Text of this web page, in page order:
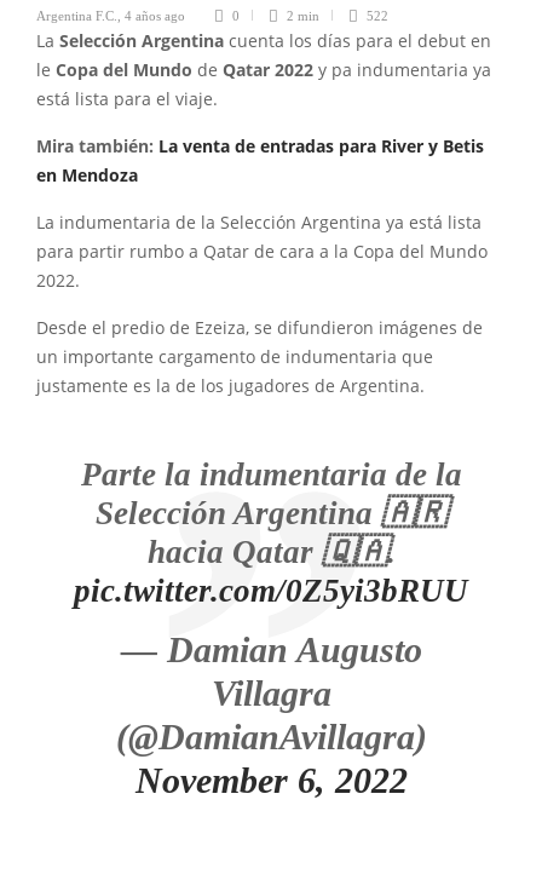
Argentina F.C. 4 años ago 0 2 min 522
La Selección Argentina cuenta los días para el debut en
le Copa del Mundo de Qatar 2022 y pa indumentaria ya
está lista para el viaje.
Mira también: La venta de entradas para River y Betis
en Mendoza
La indumentaria de la Selección Argentina ya está lista
para partir rumbo a Qatar de cara a la Copa del Mundo
2022.
Desde el predio de Ezeiza, se difundieron imágenes de
un importante cargamento de indumentaria que
justamente es la de los jugadores de Argentina.
Parte la indumentaria de la
Selección Argentina 🇦🇷
hacia Qatar 🇶🇦.
pic.twitter.com/0Z5yi3bRUU
— Damian Augusto
Villagra
(@DamianAvillagra)
November 6, 2022